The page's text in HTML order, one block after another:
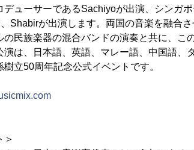
デューサーであるSachiyoが出演、シンガ
Shabirが出演します。両国の音楽を融合
の民族楽器の混合バンドの演奏と共に、こ
は、日本語、英語、マレー語、中国語、
立50周年記念公式イベントです。